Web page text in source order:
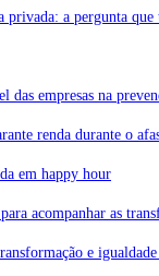
a pergunta
empresas na
renda durante o
em happy hour
acompanhar as
e